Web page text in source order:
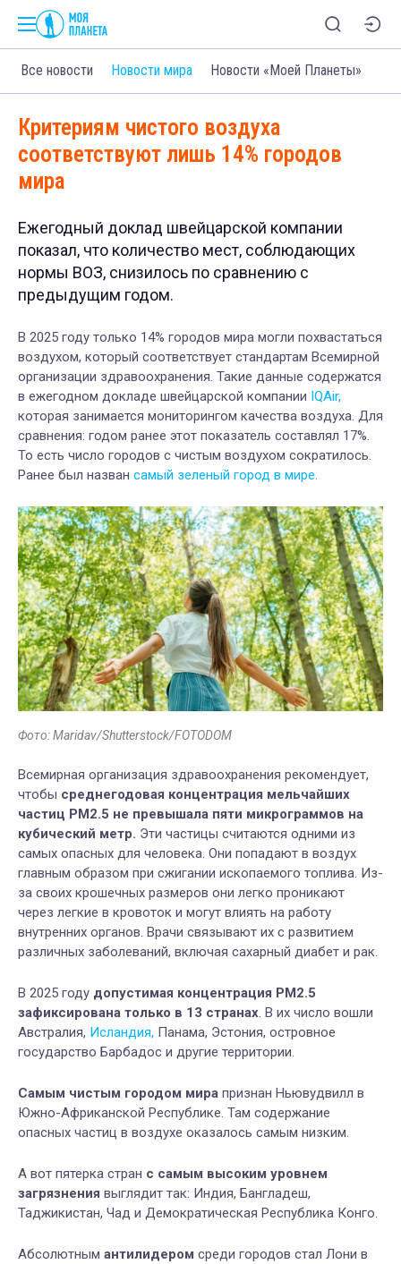
Все новости Новости мира Новости «Моей Планеты»
Критериям чистого воздуха
соответствуют лишь 14% городов
мира
Ежегодный доклад швейцарской компании
показал, что количество мест, соблюдающих
нормы ВОЗ, снизилось по сравнению с
предыдущим годом.
В 2025 году только 14% городов мира могли похвастаться
воздухом, который соответствует стандартам Всемирной
организации здравоохранения. Такие данные содержатся
в ежегодном докладе швейцарской компании IQAir,
которая занимается мониторингом качества воздуха. Для
сравнения: годом ранее этот показатель составлял 17%.
То есть число городов с чистым воздухом сократилось.
Ранее был назван самый зеленый город в мире.
Фото: Maridav/Shutterstock/FOTODOM
Всемирная организация здравоохранения рекомендует,
чтобы среднегодовая концентрация мельчайших
частиц PM2.5 не превышала пяти микрограммов на
кубический метр. Эти частицы считаются одними из
самых опасных для человека. Они попадают в воздух
главным образом при сжигании ископаемого топлива. Из-
за своих крошечных размеров они легко проникают
через легкие в кровоток и могут влиять на работу
внутренних органов. Врачи связывают их с развитием
различных заболеваний, включая сахарный диабет и рак.
В 2025 году допустимая концентрация PM2.5
зафиксирована только в 13 странах. В их число вошли
Австралия, Исландия, Панама, Эстония, островное
государство Барбадос и другие территории.
Самым чистым городом мира признан Ньювудвилл в
Южно-Африканской Республике. Там содержание
опасных частиц в воздухе оказалось самым низким.
А вот пятерка стран с самым высоким уровнем
загрязнения выглядит так: Индия, Бангладеш,
Таджикистан, Чад и Демократическая Республика Конго.
Абсолютным антилидером среди городов стал Лони в